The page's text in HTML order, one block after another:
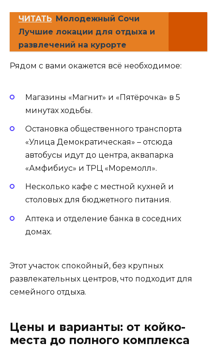
ЧИТАТЬ Молодежный Сочи
Лучшие локации для отдыха и
развлечений на курорте
Рядом с вами окажется всё необходимое:
Магазины «Магнит» и «Пятёрочка» в 5
минутах ходьбы.
Остановка общественного транспорта
«Улица Демократическая» – отсюда
автобусы идут до центра, аквапарка
«Амфибиус» и ТРЦ «Моремолл».
Несколько кафе с местной кухней и
столовых для бюджетного питания.
Аптека и отделение банка в соседних
домах.
Этот участок спокойный, без крупных
развлекательных центров, что подходит для
семейного отдыха.
Цены и варианты: от койко-
места до полного комплекса